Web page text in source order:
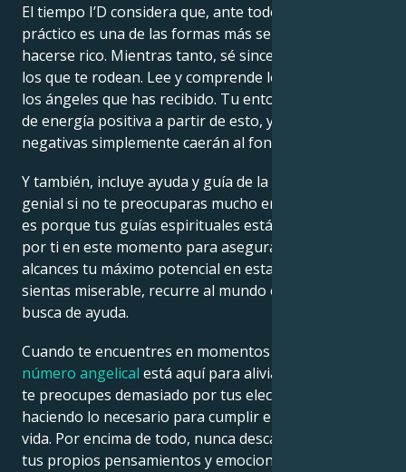
El tiempo I’D considera que, ante todo, el sentido
práctico es una de las formas más sencillas de
hacerse rico. Mientras tanto, sé sincero y amable con
los que te rodean. Lee y comprende los mensajes de
los ángeles que has recibido. Tu entorno se llenará
de energía positiva a partir de esto, y las energías
negativas simplemente caerán al fondo.
Y también, incluye ayuda y guía de la Divinidad. Sería
genial si no te preocuparas mucho en absoluto y eso
es porque tus guías espirituales están haciendo todo
por ti en este momento para asegurarse de que
alcances tu máximo potencial en esta vida. Cuando te
sientas miserable, recurre al mundo espiritual en
busca de ayuda.
Cuando te encuentres en momentos difíciles, tu
número angelical está aquí para aliviarlos por ti. No
te preocupes demasiado por tus elecciones: estás
haciendo lo necesario para cumplir el trabajo de tu
vida. Por encima de todo, nunca descartes el poder de
tus propios pensamientos y emociones.